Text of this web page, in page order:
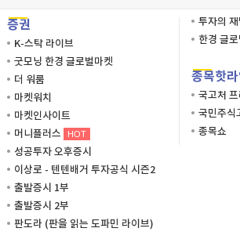
증권
K-스탁 라이브
굿모닝 한경 글로벌마켓
더 워룸
마켓워치
마켓인사이트
머니플러스
HOT
성공투자 오후증시
이상로 - 텐텐배거 투자공식 시즌2
출발증시 1부
출발증시 2부
판도라 (판을 읽는 도파민 라이브)
투자의
한경 글
종목핫
국고처
국민주식
종목쇼